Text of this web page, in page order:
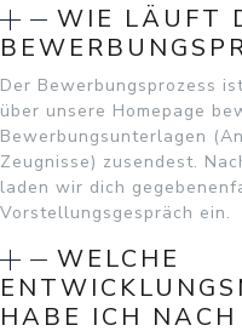
WIE LÄUFT
Der Bewerbungsprozess
über unsere Homepage
Bewerbungsunterlagen
Zeugnisse) zusendest.
laden wir dich
Vorstellungsgespräch ein.
WELCHE
HABE ICH